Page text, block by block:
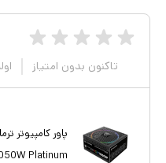
تاکنون بدون امتیاز
Platinum